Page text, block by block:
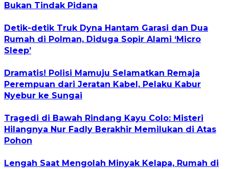
Bukan Tindak Pidana
Detik-detik Truk Dyna Hantam Garasi dan Dua
Rumah di Polman, Diduga Sopir Alami ‘Micro
Sleep’
Dramatis! Polisi Mamuju Selamatkan Remaja
Perempuan dari Jeratan Kabel, Pelaku Kabur
Nyebur ke Sungai
Tragedi di Bawah Rindang Kayu Colo: Misteri
Hilangnya Nur Fadly Berakhir Memilukan di Atas
Pohon
Lengah Saat Mengolah Minyak Kelapa, Rumah di